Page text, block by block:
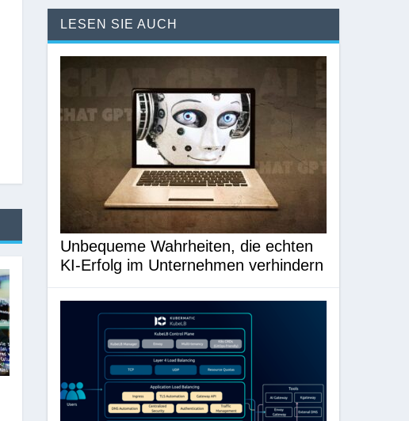
LESEN SIE AUCH
Unbequeme Wahrheiten, die echten
KI-Erfolg im Unternehmen verhindern